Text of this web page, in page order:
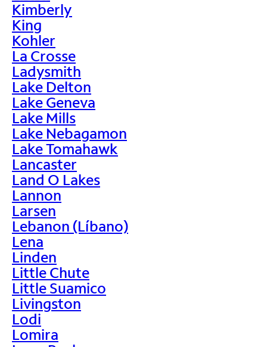
Kimberly
King
Kohler
La Crosse
Ladysmith
Lake Delton
Lake Geneva
Lake Mills
Lake Nebagamon
Lake Tomahawk
Lancaster
Land O Lakes
Lannon
Larsen
Lebanon (Líbano)
Lena
Linden
Little Chute
Little Suamico
Livingston
Lodi
Lomira